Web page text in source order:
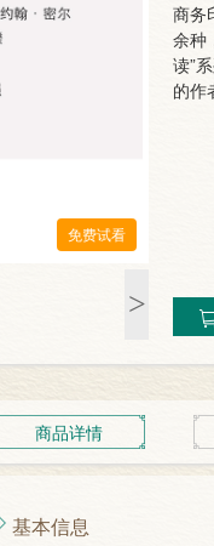
免费试看
>
商务
余种
读”
的作
商品详情
基本信息